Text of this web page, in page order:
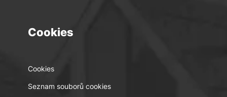
Cookies
Cookies
Seznam souborů cookies